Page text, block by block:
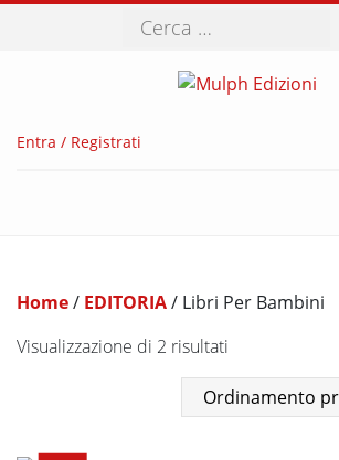
Entra / Registrati
Home/ EDITORIA/ Libri Per Bambini
Visualizzazione di 2 risultati